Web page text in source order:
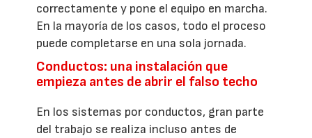
correctamente y pone el equipo en marcha.
En la mayoría de los casos, todo el proceso
puede completarse en una sola jornada.
Conductos: una instalación que
empieza antes de abrir el falso techo
En los sistemas por conductos, gran parte
del trabajo se realiza incluso antes de